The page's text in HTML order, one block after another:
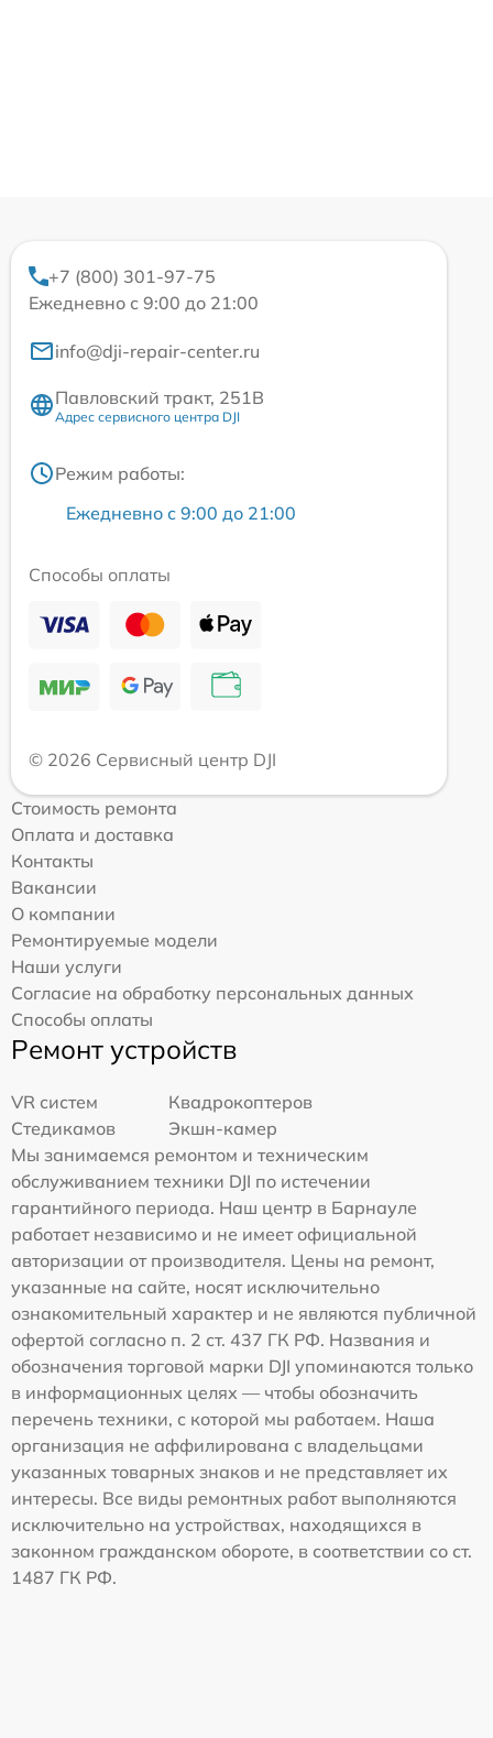
+7 (800) 301-97-75
Ежедневно с 9:00 до 21:00
info@dji-repair-center.ru
Павловский тракт, 251В
Адрес сервисного центра DJI
Режим работы:
Ежедневно с 9:00 до 21:00
Способы оплаты
© 2026 Сервисный центр DJI
Стоимость ремонта
Оплата и доставка
Контакты
Вакансии
О компании
Ремонтируемые модели
Наши услуги
Согласие на обработку персональных данных
Способы оплаты
Ремонт устройств
VR систем
Квадрокоптеров
Стедикамов
Экшн-камер
Мы занимаемся ремонтом и техническим
обслуживанием техники DJI по истечении
гарантийного периода. Наш центр в Барнауле
работает независимо и не имеет официальной
авторизации от производителя. Цены на ремонт,
указанные на сайте, носят исключительно
ознакомительный характер и не являются публичной
офертой согласно п. 2 ст. 437 ГК РФ. Названия и
обозначения торговой марки DJI упоминаются только
в информационных целях — чтобы обозначить
перечень техники, с которой мы работаем. Наша
организация не аффилирована с владельцами
указанных товарных знаков и не представляет их
интересы. Все виды ремонтных работ выполняются
исключительно на устройствах, находящихся в
законном гражданском обороте, в соответствии со ст.
1487 ГК РФ.